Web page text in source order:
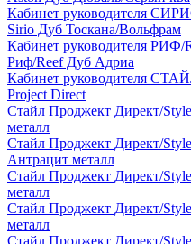
Кабинет руководителя
Sirio Дуб Тоскана/Вольфрам
Кабинет руководителя РИФ/
Риф/Reef Дуб Адриа
Кабинет руководителя
Project Direct
Стайл Проджект Директ/
металл
Стайл Проджект Директ/
Антрацит металл
Стайл Проджект Директ/
металл
Стайл Проджект Директ/
металл
Стайл Проджект Директ/